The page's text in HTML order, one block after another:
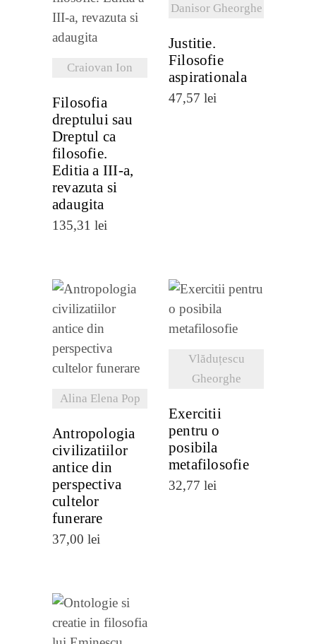
Craiovan Ion
DETALII
Filosofia
dreptului sau
Dreptul ca
filosofie.
Editia a III-a,
revazuta si
adaugita
135,31 lei
Danisor Gheorghe
Justitie.
Filosofie
aspirationala
47,57 lei
Alina Elena Pop
VEZI
DETALII
Antropologia
civilizatiilor
antice din
perspectiva
cultelor
funerare
37,00 lei
Vlăduțescu
Gheorghe
Exercitii
pentru o
posibila
metafilosofie
32,77 lei